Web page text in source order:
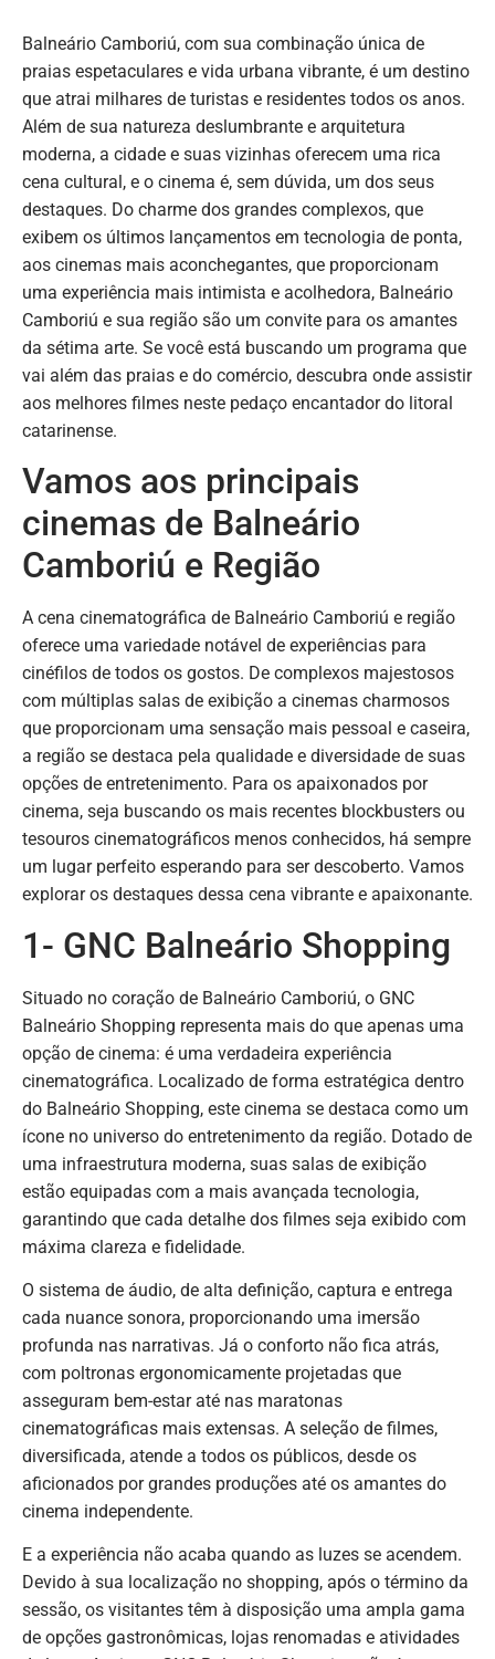
Balneário Camboriú, com sua combinação única de
praias espetaculares e vida urbana vibrante, é um destino
que atrai milhares de turistas e residentes todos os anos.
Além de sua natureza deslumbrante e arquitetura
moderna, a cidade e suas vizinhas oferecem uma rica
cena cultural, e o cinema é, sem dúvida, um dos seus
destaques. Do charme dos grandes complexos, que
exibem os últimos lançamentos em tecnologia de ponta,
aos cinemas mais aconchegantes, que proporcionam
uma experiência mais intimista e acolhedora, Balneário
Camboriú e sua região são um convite para os amantes
da sétima arte. Se você está buscando um programa que
vai além das praias e do comércio, descubra onde assistir
aos melhores filmes neste pedaço encantador do litoral
catarinense.
Vamos aos principais
cinemas de Balneário
Camboriú e Região
A cena cinematográfica de Balneário Camboriú e região
oferece uma variedade notável de experiências para
cinéfilos de todos os gostos. De complexos majestosos
com múltiplas salas de exibição a cinemas charmosos
que proporcionam uma sensação mais pessoal e caseira,
a região se destaca pela qualidade e diversidade de suas
opções de entretenimento. Para os apaixonados por
cinema, seja buscando os mais recentes blockbusters ou
tesouros cinematográficos menos conhecidos, há sempre
um lugar perfeito esperando para ser descoberto. Vamos
explorar os destaques dessa cena vibrante e apaixonante.
1- GNC Balneário Shopping
Situado no coração de Balneário Camboriú, o GNC
Balneário Shopping representa mais do que apenas uma
opção de cinema: é uma verdadeira experiência
cinematográfica. Localizado de forma estratégica dentro
do Balneário Shopping, este cinema se destaca como um
ícone no universo do entretenimento da região. Dotado de
uma infraestrutura moderna, suas salas de exibição
estão equipadas com a mais avançada tecnologia,
garantindo que cada detalhe dos filmes seja exibido com
máxima clareza e fidelidade.
O sistema de áudio, de alta definição, captura e entrega
cada nuance sonora, proporcionando uma imersão
profunda nas narrativas. Já o conforto não fica atrás,
com poltronas ergonomicamente projetadas que
asseguram bem-estar até nas maratonas
cinematográficas mais extensas. A seleção de filmes,
diversificada, atende a todos os públicos, desde os
aficionados por grandes produções até os amantes do
cinema independente.
E a experiência não acaba quando as luzes se acendem.
Devido à sua localização no shopping, após o término da
sessão, os visitantes têm à disposição uma ampla gama
de opções gastronômicas, lojas renomadas e atividades